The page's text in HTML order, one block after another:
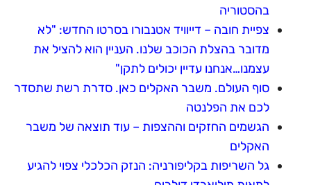
בהסטוריה
צפיית חובה – דייוויד אטנבורו בסרטו החדש: "לא
מדובר בהצלת הכוכב שלנו. העניין הוא להציל את
עצמנו…אנחנו עדיין יכולים לתקן"
סוף העולם. משבר האקלים כאן. סדרת רשת שתסדר
לכם את הפלנטה
הגשמים החזקים וההצפות – עוד תוצאה של משבר
האקלים
גל השריפות בקליפורניה: הנזק הכלכלי צפוי להגיע